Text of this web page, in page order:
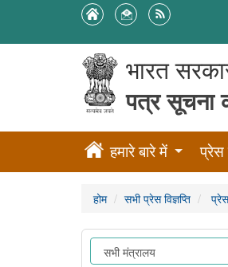
भारत
पत्र सूचना
हमारे बारे में प्रेस
होम सभी प्रेस विज्ञप्ति